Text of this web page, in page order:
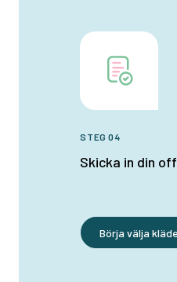
STEG 04
Skicka in din
Börja välja